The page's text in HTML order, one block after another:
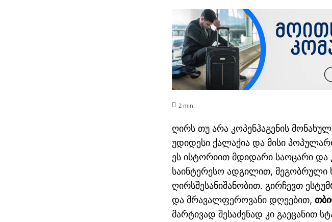
2min.
ღირს თუ არა კოპენჰაგენის
უდიდესი ქალაქია და მისი
ეს ისტორიით მდიდარი საოცარი და
საინტერესო ადგილით, მეგობრული
ღირსშესანიშანობით. გირჩევთ
და მრავალფეროვანი დღეებით,
მარტივად შესაძენად კი გაეცანით